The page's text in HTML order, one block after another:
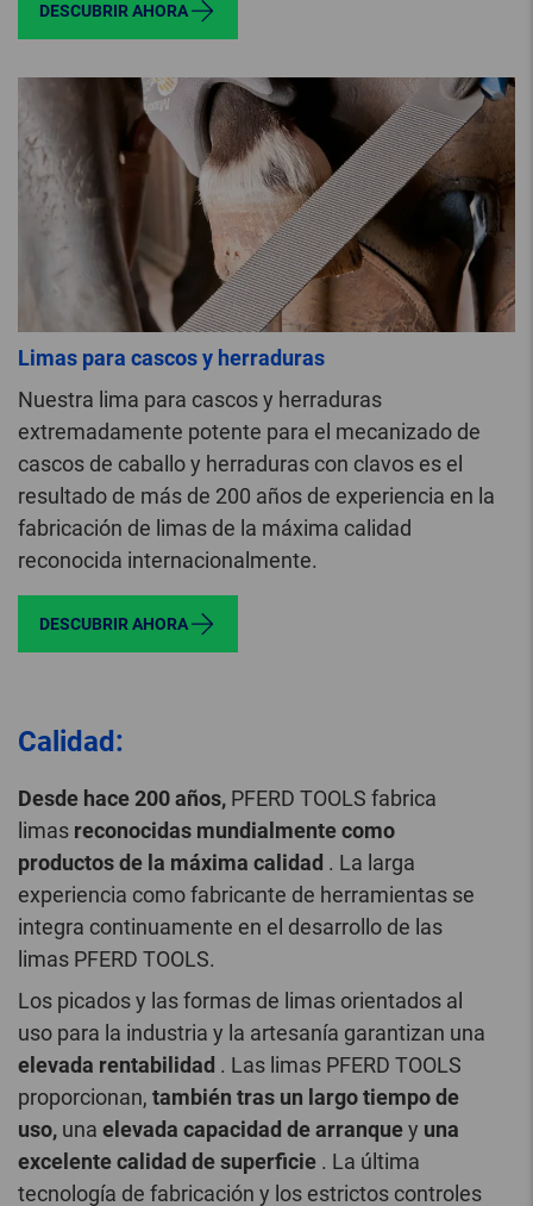
DESCUBRIR AHORA
Limas para cascos y herraduras
Nuestra lima para cascos y herraduras
extremadamente potente para el mecanizado de
cascos de caballo y herraduras con clavos es el
resultado de más de 200 años de experiencia en la
fabricación de limas de la máxima calidad
reconocida internacionalmente.
DESCUBRIR AHORA
Calidad:
Desde hace 200 años, PFERD TOOLS fabrica
limas reconocidas mundialmente como
productos de la máxima calidad . La larga
experiencia como fabricante de herramientas se
integra continuamente en el desarrollo de las
limas PFERD TOOLS.
Los picados y las formas de limas orientados al
uso para la industria y la artesanía garantizan una
elevada rentabilidad . Las limas PFERD TOOLS
proporcionan, también tras un largo tiempo de
uso, una elevada capacidad de arranquey una
excelente calidad de superficie . La última
tecnología de fabricación y los estrictos controles